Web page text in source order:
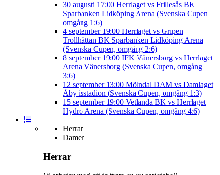
30 augusti 17:00 Herrlaget vs Frillesås BK
Sparbanken Lidköping Arena (Svenska Cupen
omgång 1:6)
4 september 19:00 Herrlaget vs Gripen
Trollhättan BK Sparbanken Lidköping Arena
(Svenska Cupen, omgång 2:6)
8 september 19:00 IFK Vänersborg vs Herrlaget
Arena Vänersborg (Svenska Cupen, omgång
3:6)
12 september 13:00 Mölndal DAM vs Damlaget
Åby isstadion (Svenska Cupen, omgång 1:3)
15 september 19:00 Vetlanda BK vs Herrlaget
Hydro Arena (Svenska Cupen, omgång 4:6)
Herrar
Damer
Herrar